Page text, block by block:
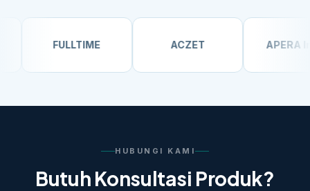
FULLTIME ACZET APERA
HUBUNGI KAMI
Butuh Konsultasi Produk?